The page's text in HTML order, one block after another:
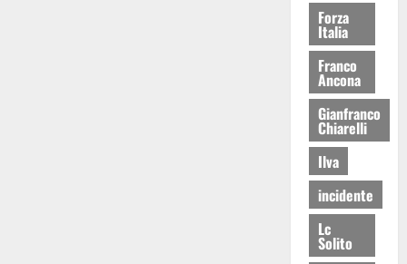
Forza
Italia
Franco
Ancona
Gianfranco
Chiarelli
Ilva
incidente
Lc
Solito